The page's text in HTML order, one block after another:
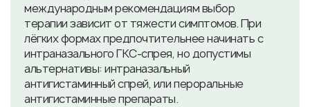
международным рекомендациям выбор
терапии зависит от тяжести симптомов. При
лёгких формах предпочтительнее начинать с
интраназального ГКС-спрея, но допустимы
альтернативы: интраназальный
антигистаминный спрей, или пероральные
антигистаминные препараты.